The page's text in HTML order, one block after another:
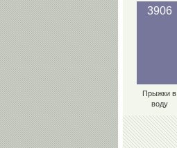
3906
Прыжки в
воду